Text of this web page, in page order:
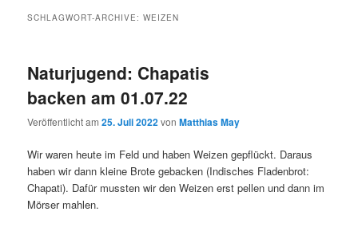
SCHLAGWORT-ARCHIVE:WEIZEN
Naturjugend: Chapatis
backen am 01.07.22
Veröffentlicht am25. Juli 2022vonMatthias May
Wir waren heute im Feld und haben Weizen gepflückt. Daraus
haben wir dann kleine Brote gebacken (Indisches Fladenbrot:
Chapati). Dafür mussten wir den Weizen erst pellen und dann im
Mörser mahlen.